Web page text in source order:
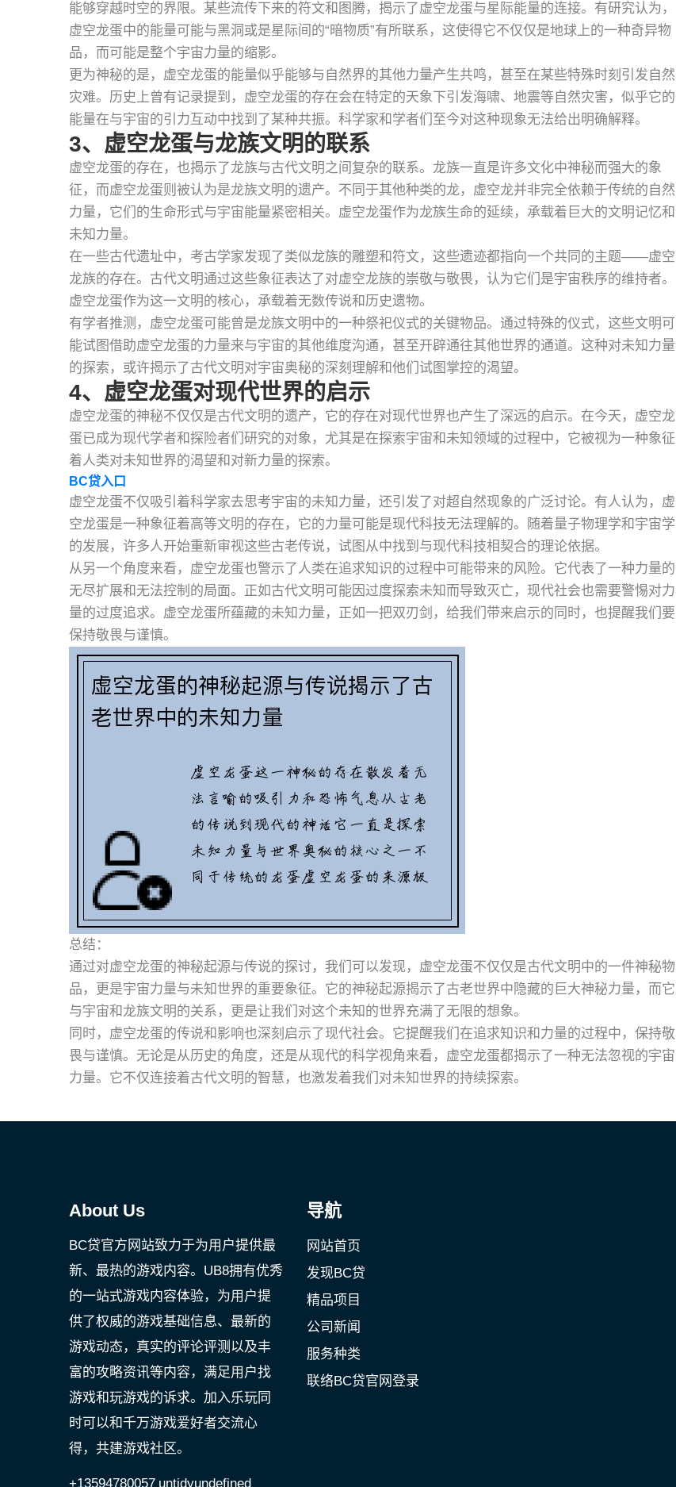
能够穿越时空的界限。某些流传下来的符文和图腾，揭示了虚空龙蛋与星际能量的连接。有研究认为，
虚空龙蛋中的能量可能与黑洞或是星际间的“暗物质”有所联系，这使得它不仅仅是地球上的一种奇异物
品，而可能是整个宇宙力量的缩影。
更为神秘的是，虚空龙蛋的能量似乎能够与自然界的其他力量产生共鸣，甚至在某些特殊时刻引发自然
灾难。历史上曾有记录提到，虚空龙蛋的存在会在特定的天象下引发海啸、地震等自然灾害，似乎它的
能量在与宇宙的引力互动中找到了某种共振。科学家和学者们至今对这种现象无法给出明确解释。
3、虚空龙蛋与龙族文明的联系
虚空龙蛋的存在，也揭示了龙族与古代文明之间复杂的联系。龙族一直是许多文化中神秘而强大的象
征，而虚空龙蛋则被认为是龙族文明的遗产。不同于其他种类的龙，虚空龙并非完全依赖于传统的自然
力量，它们的生命形式与宇宙能量紧密相关。虚空龙蛋作为龙族生命的延续，承载着巨大的文明记忆和
未知力量。
在一些古代遗址中，考古学家发现了类似龙族的雕塑和符文，这些遗迹都指向一个共同的主题——虚空
龙族的存在。古代文明通过这些象征表达了对虚空龙族的崇敬与敬畏，认为它们是宇宙秩序的维持者。
虚空龙蛋作为这一文明的核心，承载着无数传说和历史遗物。
有学者推测，虚空龙蛋可能曾是龙族文明中的一种祭祀仪式的关键物品。通过特殊的仪式，这些文明可
能试图借助虚空龙蛋的力量来与宇宙的其他维度沟通，甚至开辟通往其他世界的通道。这种对未知力量
的探索，或许揭示了古代文明对宇宙奥秘的深刻理解和他们试图掌控的渴望。
4、虚空龙蛋对现代世界的启示
虚空龙蛋的神秘不仅仅是古代文明的遗产，它的存在对现代世界也产生了深远的启示。在今天，虚空龙
蛋已成为现代学者和探险者们研究的对象，尤其是在探索宇宙和未知领域的过程中，它被视为一种象征
着人类对未知世界的渴望和对新力量的探索。
BC贷入口
虚空龙蛋不仅吸引着科学家去思考宇宙的未知力量，还引发了对超自然现象的广泛讨论。有人认为，虚
空龙蛋是一种象征着高等文明的存在，它的力量可能是现代科技无法理解的。随着量子物理学和宇宙学
的发展，许多人开始重新审视这些古老传说，试图从中找到与现代科技相契合的理论依据。
从另一个角度来看，虚空龙蛋也警示了人类在追求知识的过程中可能带来的风险。它代表了一种力量的
无尽扩展和无法控制的局面。正如古代文明可能因过度探索未知而导致灭亡，现代社会也需要警惕对力
量的过度追求。虚空龙蛋所蕴藏的未知力量，正如一把双刃剑，给我们带来启示的同时，也提醒我们要
保持敬畏与谨慎。
总结：
通过对虚空龙蛋的神秘起源与传说的探讨，我们可以发现，虚空龙蛋不仅仅是古代文明中的一件神秘物
品，更是宇宙力量与未知世界的重要象征。它的神秘起源揭示了古老世界中隐藏的巨大神秘力量，而它
与宇宙和龙族文明的关系，更是让我们对这个未知的世界充满了无限的想象。
同时，虚空龙蛋的传说和影响也深刻启示了现代社会。它提醒我们在追求知识和力量的过程中，保持敬
畏与谨慎。无论是从历史的角度，还是从现代的科学视角来看，虚空龙蛋都揭示了一种无法忽视的宇宙
力量。它不仅连接着古代文明的智慧，也激发着我们对未知世界的持续探索。
About Us
BC贷官方网站致力于为用户提供最
新、最热的游戏内容。UB8拥有优秀
的一站式游戏内容体验，为用户提
供了权威的游戏基础信息、最新的
游戏动态，真实的评论评测以及丰
富的攻略资讯等内容，满足用户找
游戏和玩游戏的诉求。加入乐玩同
时可以和千万游戏爱好者交流心
得，共建游戏社区。
+13594780057 untidyundefined
导航
网站首页
发现BC贷
精品项目
公司新闻
服务种类
联络BC贷官网登录